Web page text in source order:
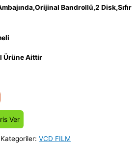
Bandrollü,2 Disk,Sıfır
Ürüne Aittir
Ver
Kategoriler: VCD FILM